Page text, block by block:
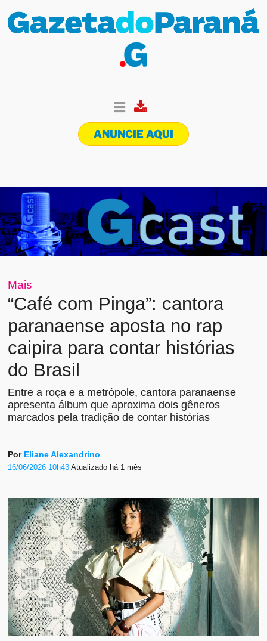
ANUNCIE AQUI
Mais
“Café com Pinga”: cantora
paranaense aposta no rap
caipira para contar histórias
do Brasil
Entre a roça e a metrópole, cantora paranaense
apresenta álbum que aproxima dois gêneros
marcados pela tradição de contar histórias
Por Eliane Alexandrino
16/06/2026 10h43Atualizado há 1 mês